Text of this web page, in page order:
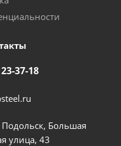
37-18
Большая
улица, 43